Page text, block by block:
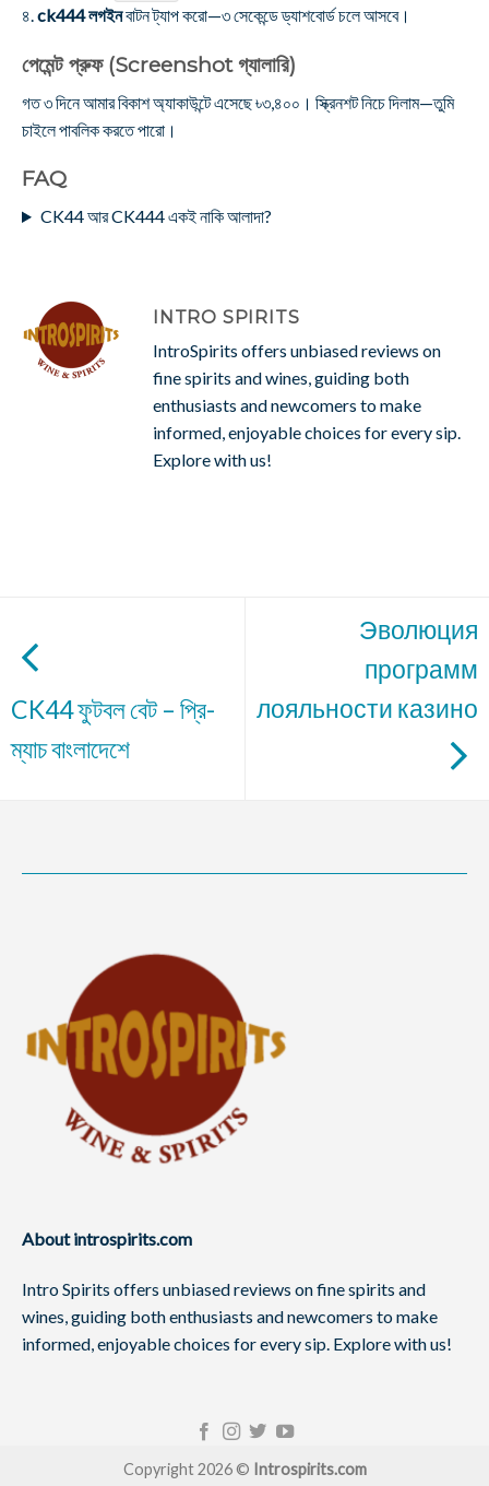
৪.ck444 লগইনবাটন ট্যাপ করো—৩ সেকেন্ডে ড্যাশবোর্ড চলে আসবে।
পেমেন্ট প্রুফ (Screenshot গ্যালারি)
গত ৩ দিনে আমার বিকাশ অ্যাকাউন্টে এসেছে ৳৩,৪০০। স্ক্রিনশট নিচে দিলাম—তুমি
চাইলে পাবলিক করতে পারো।
FAQ
CK44 আর CK444 একই নাকি আলাদা?
INTRO SPIRITS
IntroSpirits offers unbiased reviews on
fine spirits and wines, guiding both
enthusiasts and newcomers to make
informed, enjoyable choices for every sip.
Explore with us!
CK44 ফুটবল বেট – প্রি-
ম্যাচ বাংলাদেশে
Эволюция
программ
лояльности казино
About introspirits.com
Intro Spirits offers unbiased reviews on fine spirits and
wines, guiding both enthusiasts and newcomers to make
informed, enjoyable choices for every sip. Explore with us!
Copyright 2026 © Introspirits.com